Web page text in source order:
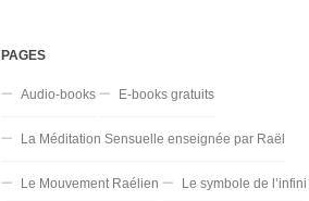
PAGES
Audio-books E-books gratuits
La Méditation Sensuelle enseignée par Raël
Le Mouvement Raélien Le symbole de l’infini